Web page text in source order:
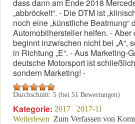
dass dann am Ende 2018
„abbröckelt“. - Die DTM ist
noch eine „künstliche Beatmung“
Automobilhersteller helfen. - Aber
beginnt inzwischen nicht bei „A“,
in Richtung „E“. - Aus Marketing-
deutsche Motorsport ist
sondern Marketing! -
Durchschnitt: 5 (bei 51 Bewertungen)
Kategorie: 2017
2017-11
Weiterlesen über DTM-Zukunft: Trotz
Zum Verfassen von